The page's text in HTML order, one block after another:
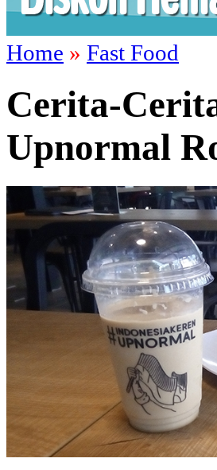
Home » Fast Food
Cerita-
Upnormal